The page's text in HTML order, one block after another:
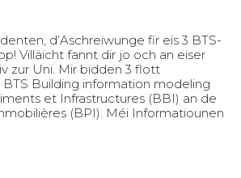
d’Aschreiwunge fir eis 3 BTS-
Villäicht fannt dir jo och an eiser
zur Uni. Mir bidden 3 flott
Building information modeling
et Infrastructures (BBI) an de
(BPI). Méi Informatiounen